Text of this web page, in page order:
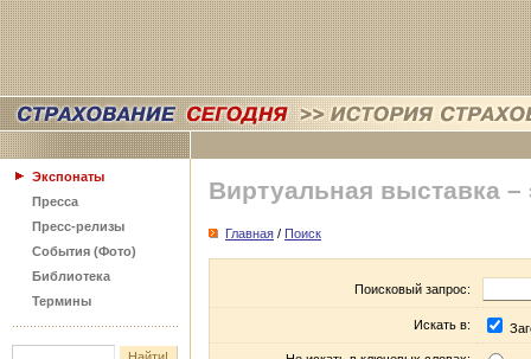
Экспонаты
Пресса
Пресс-релизы
События (Фото)
Библиотека
Термины
Виртуальная выставка –
Главная / Поиск
Поисковый запрос:
Искать в: